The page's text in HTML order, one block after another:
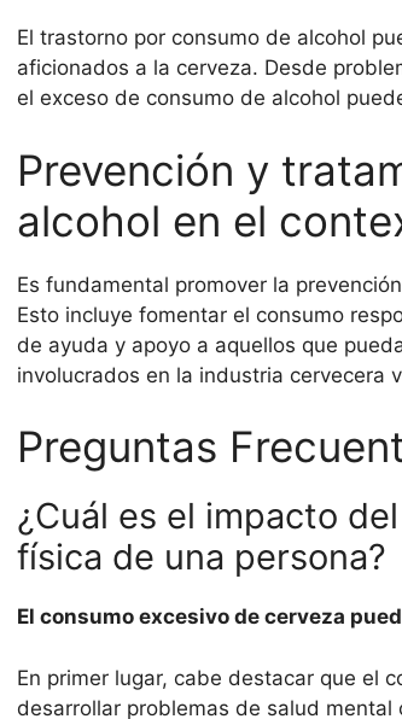
El trastorno por consumo de alcohol
aficionados a la cerveza. Desde
el exceso de consumo de alcohol
Prevención y
alcohol en el
Es fundamental promover la
Esto incluye fomentar el consumo
de ayuda y apoyo a aquellos que
involucrados en la industria cervecera
Preguntas
¿Cuál es el impacto
física de una persona?
El consumo excesivo de cerveza
En primer lugar, cabe destacar que el
desarrollar problemas de salud